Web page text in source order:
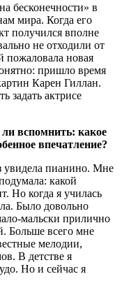
бесконечности» в
мира. Когда его
получился вполне
не отходили от
пожаловала новая
пришло время
Карен Гиллан.
задать актрисе
вспомнить: какое
впечатление?
увидела пианино. Мне
какой
Но когда я училась
Было довольно
мальски прилично
Больше всего мне
мелодии,
В детстве я
Но и сейчас я